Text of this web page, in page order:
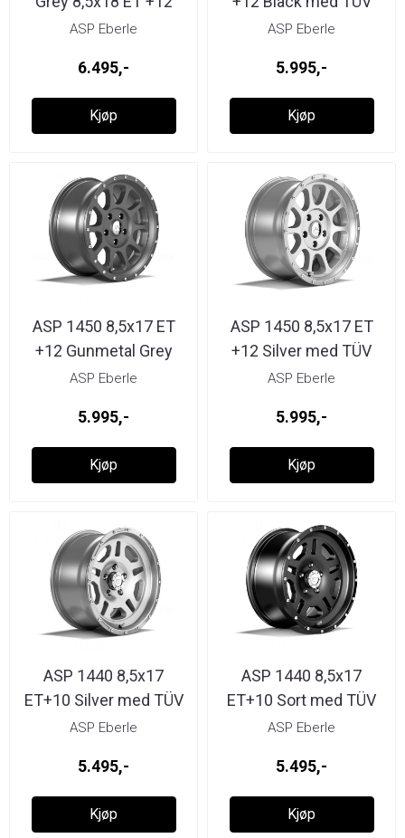
ASP Eberle
6.495,-
Kjøp
ASP Eberle
5.995,-
Kjøp
ASP 1450 8,5x17 ET
+12 Gunmetal Grey
med TÜV
ASP Eberle
5.995,-
Kjøp
ASP 1450 8,5x17 ET
+12 Silver med TÜV
ASP Eberle
5.995,-
Kjøp
ASP 1440 8,5x17
ET+10 Silver med TÜV
ASP Eberle
5.495,-
Kjøp
ASP 1440 8,5x17
ET+10 Sort med TÜV
ASP Eberle
5.495,-
Kjøp